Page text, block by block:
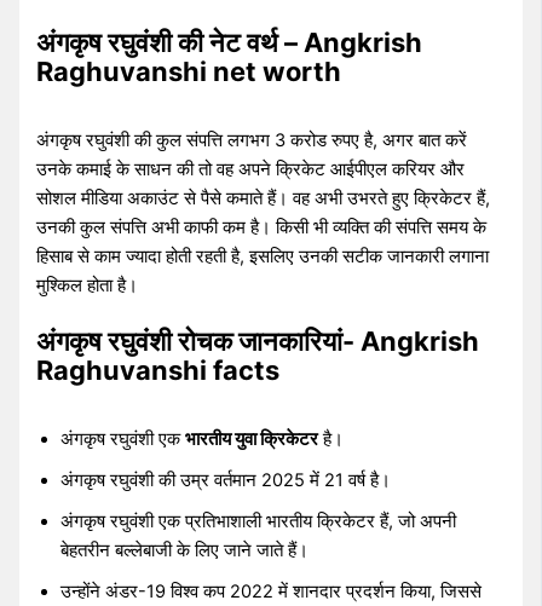
अंगकृष रघुवंशीकी नेट वर्थ – Angkrish
Raghuvanshi net worth
अंगकृष रघुवंशी की कुल संपत्ति लगभग 3 करोड रुपए है, अगर बात करें
उनके कमाई के साधन की तो वह अपने क्रिकेट आईपीएल करियर और
सोशल मीडिया अकाउंट से पैसे कमाते हैं। वह अभी उभरते हुए क्रिकेटर हैं,
उनकी कुल संपत्ति अभी काफी कम है। किसी भी व्यक्ति की संपत्ति समय के
हिसाब से काम ज्यादा होती रहती है, इसलिए उनकी सटीक जानकारी लगाना
मुश्किल होता है।
अंगकृष रघुवंशीरोचक जानकारियां- Angkrish
Raghuvanshi facts
अंगकृष रघुवंशी एकभारतीय युवा क्रिकेटरहै।
अंगकृष रघुवंशी की उम्र वर्तमान 2025 में 21 वर्ष है।
अंगकृष रघुवंशी एक प्रतिभाशाली भारतीय क्रिकेटर हैं, जो अपनी
बेहतरीन बल्लेबाजी के लिए जाने जाते हैं।
उन्होंने अंडर-19 विश्व कप 2022 में शानदार प्रदर्शन किया, जिससे